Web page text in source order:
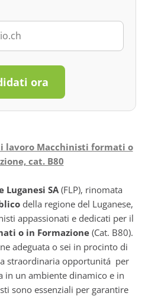
ora
lavoro Macchinisti formati o
cat. B80
Luganesi SA(FLP), rinomata
della regione del Luganese,
appassionati e dedicati per il
o in Formazione (Cat. B80).
adeguata o sei in procinto di
straordinaria opportunitá per
in un ambiente dinamico e in
sono essenziali per garantire